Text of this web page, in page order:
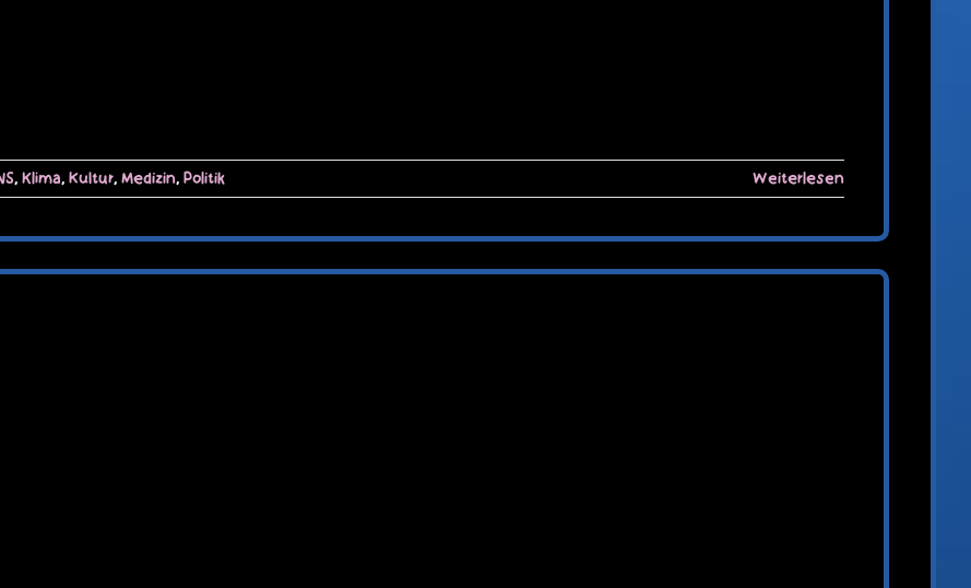
,Klima,Kultur,Medizin,Politik Weiterlesen